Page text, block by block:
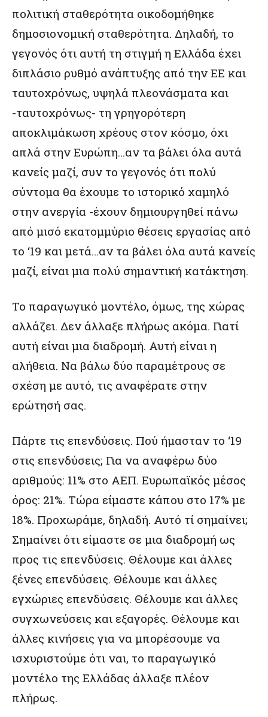
πολιτική σταθερότητα οικοδομήθηκε
δημοσιονομική σταθερότητα. Δηλαδή, το
γεγονός ότι αυτή τη στιγμή η Ελλάδα έχει
διπλάσιο ρυθμό ανάπτυξης από την ΕΕ και
ταυτοχρόνως, υψηλά πλεονάσματα και
-ταυτοχρόνως- τη γρηγορότερη
αποκλιμάκωση χρέους στον κόσμο, όχι
απλά στην Ευρώπη…αν τα βάλει όλα αυτά
κανείς μαζί, συν το γεγονός ότι πολύ
σύντομα θα έχουμε το ιστορικό χαμηλό
στην ανεργία -έχουν δημιουργηθεί πάνω
από μισό εκατομμύριο θέσεις εργασίας από
το ‘19 και μετά…αν τα βάλει όλα αυτά κανείς
μαζί, είναι μια πολύ σημαντική κατάκτηση.
Το παραγωγικό μοντέλο, όμως, της χώρας
αλλάζει. Δεν άλλαξε πλήρως ακόμα. Γιατί
αυτή είναι μια διαδρομή. Αυτή είναι η
αλήθεια. Να βάλω δύο παραμέτρους σε
σχέση με αυτό, τις αναφέρατε στην
ερώτησή σας.
Πάρτε τις επενδύσεις. Πού ήμασταν το ‘19
στις επενδύσεις; Για να αναφέρω δύο
αριθμούς: 11% στο AΕΠ. Ευρωπαϊκός μέσος
όρος: 21%. Τώρα είμαστε κάπου στο 17% με
18%. Προχωράμε, δηλαδή. Αυτό τί σημαίνει;
Σημαίνει ότι είμαστε σε μια διαδρομή ως
προς τις επενδύσεις. Θέλουμε και άλλες
ξένες επενδύσεις. Θέλουμε και άλλες
εγχώριες επενδύσεις. Θέλουμε και άλλες
συγχωνεύσεις και εξαγορές. Θέλουμε και
άλλες κινήσεις για να μπορέσουμε να
ισχυριστούμε ότι ναι, το παραγωγικό
μοντέλο της Ελλάδας άλλαξε πλέον
πλήρως.